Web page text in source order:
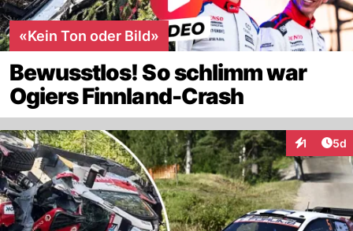
«Kein Ton oder Bild»
Bewusstlos! So schlimm war
Ogiers Finnland-Crash
1 5d